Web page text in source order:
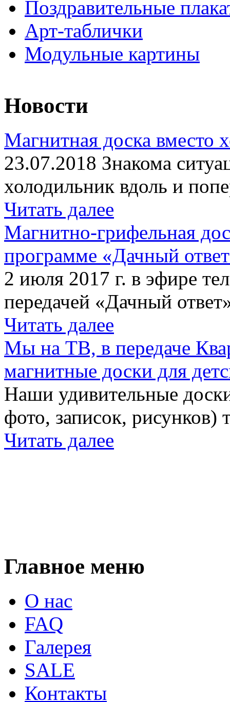
Поздравительные
Арт-таблички
Модульные картины
Новости
Магнитная доска вместо
23.07.2018 Знакома
холодильник вдоль и
Читать далее
Магнитно-грифельная
программе «Дачный
2 июля 2017 г. в эфире
передачей «Дачный
Читать далее
Мы на ТВ, в передаче
магнитные доски для
Наши удивительные
фото, записок,
Читать далее
Главное меню
О нас
FAQ
Галерея
SALE
Контакты